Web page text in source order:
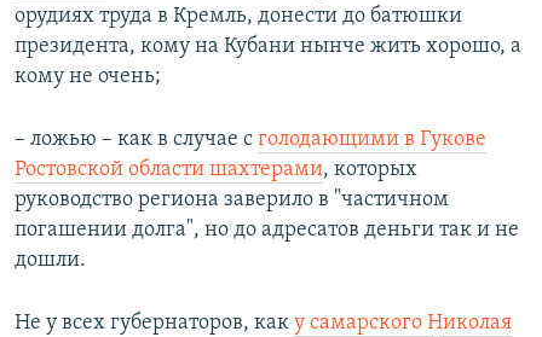
орудиях труда в Кремль, донести до батюшки
президента, кому на Кубани нынче жить хорошо, а
кому не очень;
– ложью – как в случае с голодающими в Гукове
Ростовской области шахтерами, которых
руководство региона заверило в "частичном
погашении долга", но до адресатов деньги так и не
дошли.
Не у всех губернаторов, как у самарского Николая